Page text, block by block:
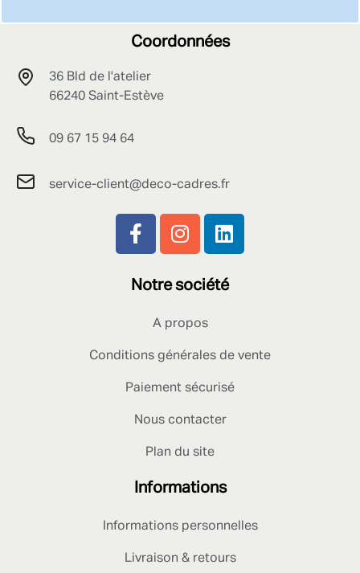
Coordonnées
36 Bld de l'atelier
66240 Saint-Estève
09 67 15 94 64
service-client@deco-cadres.fr
Notre société
A propos
Conditions générales de vente
Paiement sécurisé
Nous contacter
Plan du site
Informations
Informations personnelles
Livraison & retours